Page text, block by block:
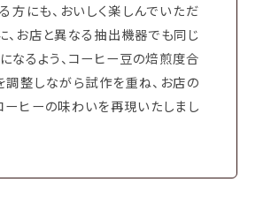
方にも、おいしく楽しんでいただ
、お店と異なる抽出機器でも同じ
なるよう、コーヒー豆の焙煎度合
調整しながら試作を重ね、お店の
ーヒーの味わいを再現いたしまし